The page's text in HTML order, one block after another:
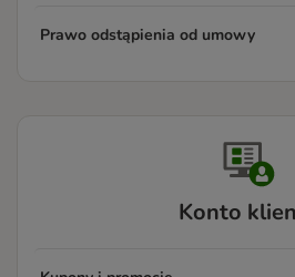
Prawo odstąpienia od umowy
Konto